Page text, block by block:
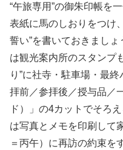
“午旅専用”の御朱印帳を
表紙に馬のしおりをつけ
誓い”を書いておきまし
は観光案内所のスタンプ
り”に社寺・駐車場・最
拝前／参拝後／授与品／
ド）」の4カットでそろ
は写真とメモを印刷して
＝丙午）に再訪の約束を